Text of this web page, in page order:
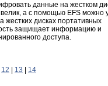
данные на жестком
а с помощью EFS можно
дисках портативных
защищает информацию и
доступа.
12 13 14